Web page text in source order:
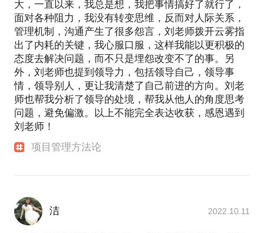
大，一直以来，我总是想，我把事情搞好了就行了，
面对各种阻力，我没有转变思维，反而对人际关系，
管理机制，沟通产生了很多怨言，刘老师拨开云雾指
出了内耗的关键，我心服口服，这样我能以更积极的
态度去解决问题，而不只是埋怨改变不了的事。另
外，刘老师也提到领导力，包括领导自己，领导事
情，领导别人，更让我清楚了自己前进的方向。刘老
师也帮我分析了领导的处境，帮我从他人的角度思考
问题，避免偏激。以上不能完全表达收获，感恩遇到
刘老师！
项目管理方法论
洁 2022.10.11